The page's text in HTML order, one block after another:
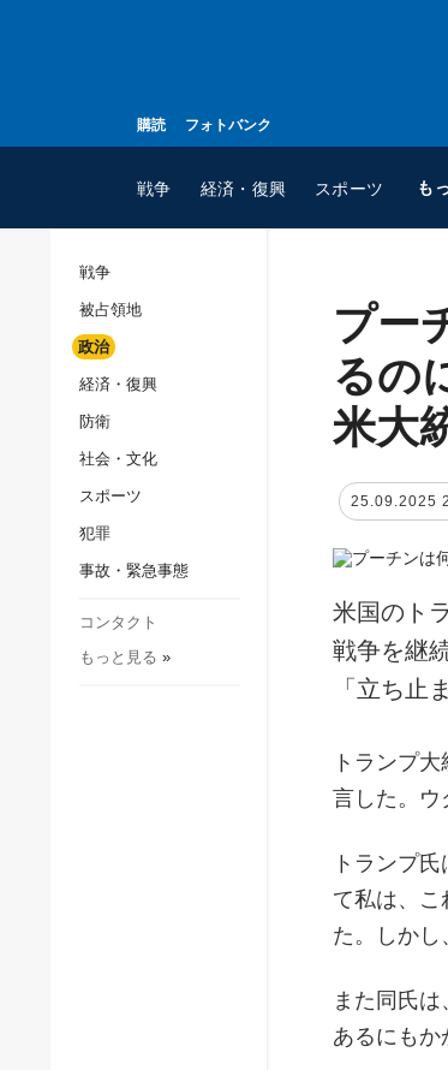
購読 フォトバンク
戦争 経済・復興 スポーツ も
スポーツ
戦争
被占領地
政治
経済・復興
防衛
社会・文化
スポーツ
犯罪
事故・緊急事態
コンタクト
もっと見る »
プー
るの
米大
25.09.2025
米国のト
戦争を継
「立ち止
トランプ
言した。ウ
トランプ
て私は、こ
た。しかし
また同氏
あるにもか